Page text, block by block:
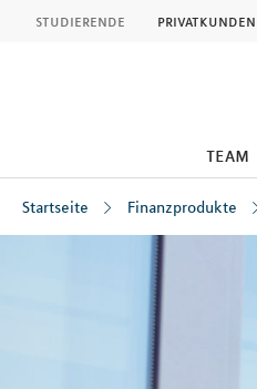
studierende privatkunden
team
Startseite Finanzprodukte